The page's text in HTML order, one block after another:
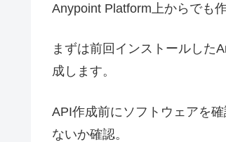
Anypoint Platform上からでも
まずは前回インストールした
成します。
API作成前にソフトウェアを
ないか確認。